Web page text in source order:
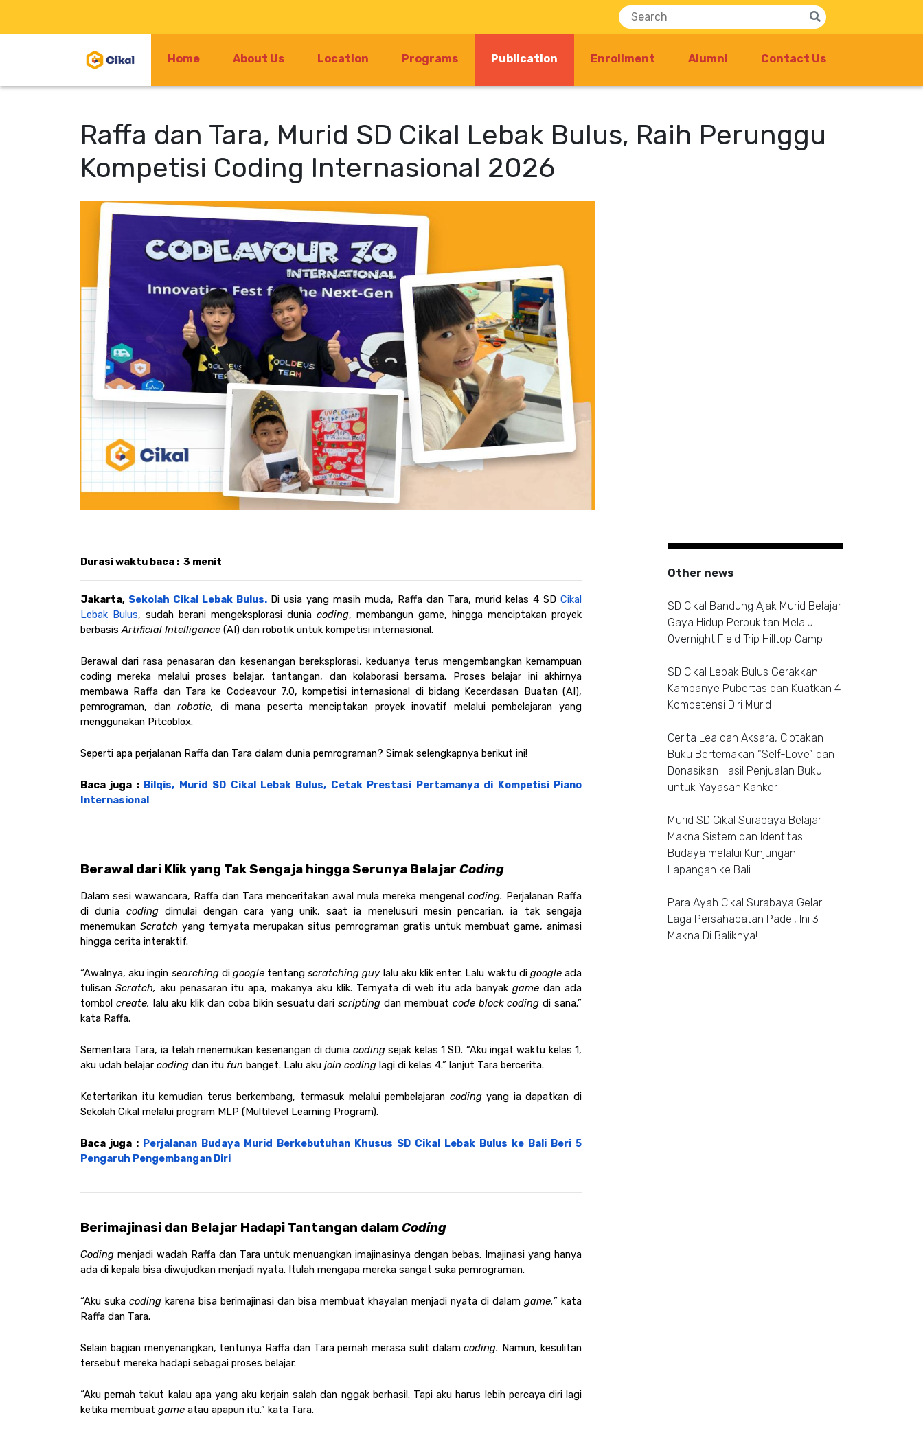
Home About Us Location Programs Publication (current)Enrollment Alumni Contact Us
Raffa dan Tara, Murid SD Cikal Lebak Bulus, Raih Perunggu
Kompetisi Coding Internasional 2026
Durasi waktu baca :  3 menit
Jakarta, Sekolah Cikal Lebak Bulus. Di usia yang masih muda, Raffa dan Tara, murid kelas 4 SD Cikal
Lebak Bulus, sudah berani mengeksplorasi dunia coding, membangun game, hingga menciptakan proyek
berbasis Artificial Intelligence (AI) dan robotik untuk kompetisi internasional.
Berawal dari rasa penasaran dan kesenangan bereksplorasi, keduanya terus mengembangkan kemampuan
coding mereka melalui proses belajar, tantangan, dan kolaborasi bersama. Proses belajar ini akhirnya
membawa Raffa dan Tara ke Codeavour 7.0, kompetisi internasional di bidang Kecerdasan Buatan (AI),
pemrograman, dan robotic, di mana peserta menciptakan proyek inovatif melalui pembelajaran yang
menggunakan Pitcoblox.
Seperti apa perjalanan Raffa dan Tara dalam dunia pemrograman? Simak selengkapnya berikut ini!
Baca juga : Bilqis, Murid SD Cikal Lebak Bulus, Cetak Prestasi Pertamanya di Kompetisi Piano
Internasional
Berawal dari Klik yang Tak Sengaja hingga Serunya Belajar Coding
Dalam sesi wawancara, Raffa dan Tara menceritakan awal mula mereka mengenal coding. Perjalanan Raffa
di dunia coding dimulai dengan cara yang unik, saat ia menelusuri mesin pencarian, ia tak sengaja
menemukan Scratch yang ternyata merupakan situs pemrograman gratis untuk membuat game, animasi
hingga cerita interaktif.
“Awalnya, aku ingin searching di google tentang scratching guy lalu aku klik enter. Lalu waktu di google ada
tulisan Scratch, aku penasaran itu apa, makanya aku klik. Ternyata di web itu ada banyak game dan ada
tombol create, lalu aku klik dan coba bikin sesuatu dari scripting dan membuat code block coding di sana.”
kata Raffa.
Sementara Tara, ia telah menemukan kesenangan di dunia coding sejak kelas 1 SD. “Aku ingat waktu kelas 1,
aku udah belajar coding dan itu fun banget. Lalu aku join coding lagi di kelas 4.” lanjut Tara bercerita.
Ketertarikan itu kemudian terus berkembang, termasuk melalui pembelajaran coding yang ia dapatkan di
Sekolah Cikal melalui program MLP (Multilevel Learning Program).
Baca juga : Perjalanan Budaya Murid Berkebutuhan Khusus SD Cikal Lebak Bulus ke Bali Beri 5
Pengaruh Pengembangan Diri
Berimajinasi dan Belajar Hadapi Tantangan dalam Coding
Coding menjadi wadah Raffa dan Tara untuk menuangkan imajinasinya dengan bebas. Imajinasi yang hanya
ada di kepala bisa diwujudkan menjadi nyata. Itulah mengapa mereka sangat suka pemrograman.
“Aku suka coding karena bisa berimajinasi dan bisa membuat khayalan menjadi nyata di dalam game.” kata
Raffa dan Tara.
Selain bagian menyenangkan, tentunya Raffa dan Tara pernah merasa sulit dalam coding. Namun, kesulitan
tersebut mereka hadapi sebagai proses belajar.
“Aku pernah takut kalau apa yang aku kerjain salah dan nggak berhasil. Tapi aku harus lebih percaya diri lagi
ketika membuat game atau apapun itu.” kata Tara.
Other news
SD Cikal Bandung Ajak Murid Belajar
Gaya Hidup Perbukitan Melalui
Overnight Field Trip Hilltop Camp
SD Cikal Lebak Bulus Gerakkan
Kampanye Pubertas dan Kuatkan 4
Kompetensi Diri Murid
Cerita Lea dan Aksara, Ciptakan
Buku Bertemakan “Self-Love” dan
Donasikan Hasil Penjualan Buku
untuk Yayasan Kanker
Murid SD Cikal Surabaya Belajar
Makna Sistem dan Identitas
Budaya melalui Kunjungan
Lapangan ke Bali
Para Ayah Cikal Surabaya Gelar
Laga Persahabatan Padel, Ini 3
Makna Di Baliknya!